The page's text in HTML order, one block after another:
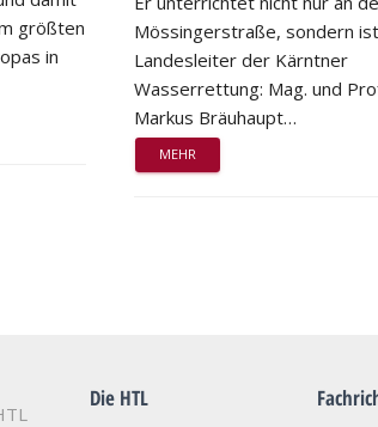
größten
in
Mössingerstraße, sondern
Landesleiter der Kärntner
Wasserrettung: Mag. und
Markus Bräuhaupt…
MEHR
Die HTL